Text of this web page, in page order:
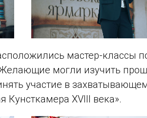
мастер-классы
могли изучить
участие в
Кунсткамера XVIII века».